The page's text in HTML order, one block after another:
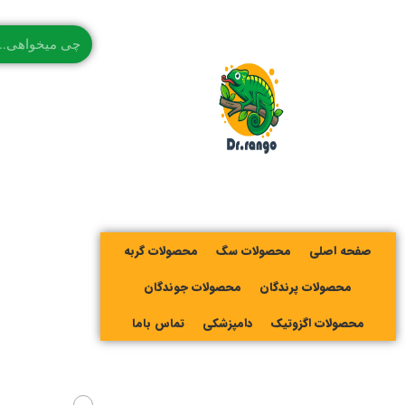
صفحه اصلی محصولات سگ
محصولات گربه
محصولات پرندگان
محصولات جوندگان
محصولات اگزوتیک
دامپزشکی تماس باما